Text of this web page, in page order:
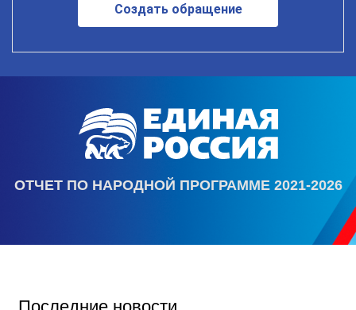
Создать обращение
ОТЧЕТ ПО НАРОДНОЙ ПРОГРАММЕ 2021-2026